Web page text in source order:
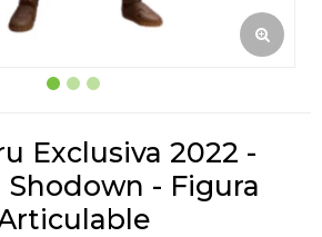
Exclusiva 2022 -
Shodown - Figura